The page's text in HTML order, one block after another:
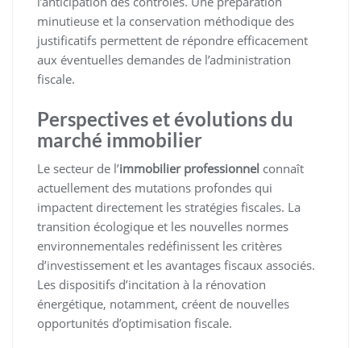
minutieuse et la conservation méthodique des
justificatifs permettent de répondre efficacement
aux éventuelles demandes de l’administration
fiscale.
Perspectives et évolutions du
marché immobilier
Le secteur de l’immobilier professionnel connaît
actuellement des mutations profondes qui
impactent directement les stratégies fiscales. La
transition écologique et les nouvelles normes
environnementales redéfinissent les critères
d’investissement et les avantages fiscaux associés.
Les dispositifs d’incitation à la rénovation
énergétique, notamment, créent de nouvelles
opportunités d’optimisation fiscale.